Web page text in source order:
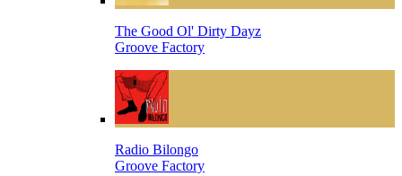
The Good Ol' Dirty Dayz
Groove Factory
Radio Bilongo
Groove Factory